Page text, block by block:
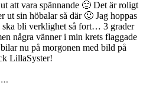
att vara spännande 🙂 Det är roligt
ut sin höbalar så där 🙂 Jag hoppas
ska bli verklighet så fort… 3 grader
några vänner i min krets flaggade
nu på morgonen med bild på
LillaSyster!
…